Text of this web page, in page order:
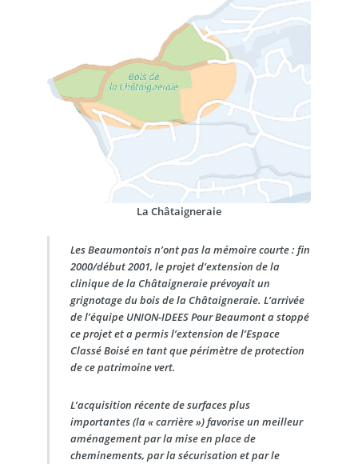
La Châtaigneraie
Les Beaumontois n’ont pas la mémoire courte : fin
2000/début 2001, le projet d’extension de la
clinique de la Châtaigneraie prévoyait un
grignotage du bois de la Châtaigneraie. L’arrivée
de l’équipe UNION-IDEES Pour Beaumont a stoppé
ce projet et a permis l’extension de l’Espace
Classé Boisé en tant que périmètre de protection
de ce patrimoine vert.
L’acquisition récente de surfaces plus
importantes (la « carrière ») favorise un meilleur
aménagement par la mise en place de
cheminements, par la sécurisation et par le